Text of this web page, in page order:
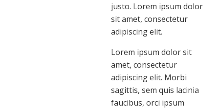
justo. Lorem ipsum dolor
sit amet, consectetur
adipiscing elit.
Lorem ipsum dolor sit
amet, consectetur
adipiscing elit. Morbi
sagittis, sem quis lacinia
faucibus, orci ipsum